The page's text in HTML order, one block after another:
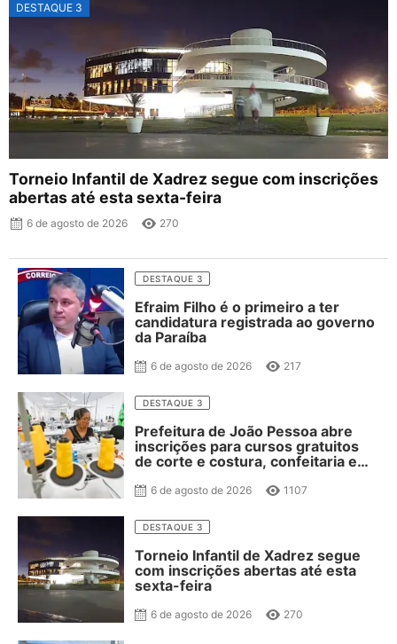
DESTAQUE 3
Torneio Infantil de Xadrez segue com inscrições
abertas até esta sexta-feira
6 de agosto de 2026 270
DESTAQUE 3
Efraim Filho é o primeiro a ter
candidatura registrada ao governo
da Paraíba
6 de agosto de 2026 217
DESTAQUE 3
Prefeitura de João Pessoa abre
inscrições para cursos gratuitos
de corte e costura, confeitaria e
6 de agosto de 2026 1107
DESTAQUE 3
Torneio Infantil de Xadrez segue
com inscrições abertas até esta
sexta-feira
6 de agosto de 2026 270